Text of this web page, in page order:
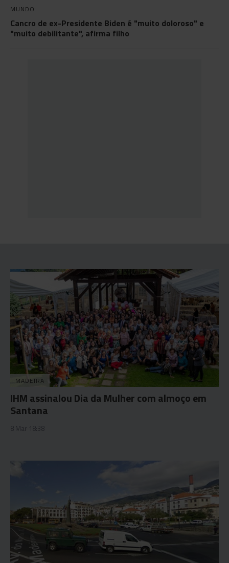
MUNDO
Cancro de ex-Presidente Biden é "muito doloroso" e
"muito debilitante", afirma filho
MADEIRA
IHM assinalou Dia da Mulher com almoço em
Santana
8 Mar 18:38